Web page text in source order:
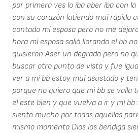
por primera ves lo iba aber iba con
con su corazón latiendo muí rápido
contado mí esposa pero no me
hora mí esposa salió llorando el bb
quisieron Aser un degrado pero no
buscar otro punto de vista y fue
ver a mí bb estoy muí asustado y
porque no quiero que mi bb se valla
el este bien y que vuelva a ir y mí
siento mucho por todas aquellas
mismo momento Dios los bendiga